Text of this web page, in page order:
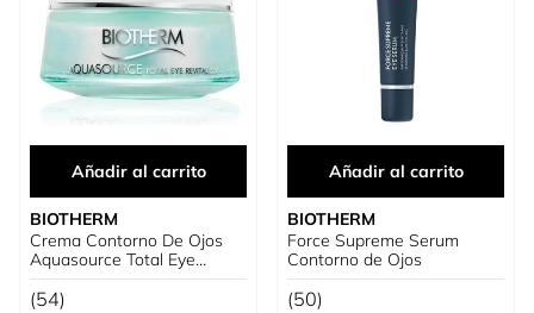
Añadir al carrito
BIOTHERM
Crema Contorno De Ojos
Aquasource Total Eye
Revitalizer
(54)
Añadir al carrito
BIOTHERM
Force Supreme Serum
Contorno de Ojos
(50)